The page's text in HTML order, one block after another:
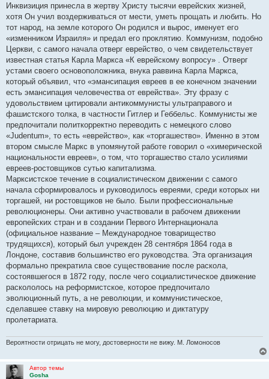
Инквизиция принесла в жертву Христу тысячи еврейских жизней,
хотя Он учил воздерживаться от мести, уметь прощать и любить. Но
тот народ, на земле которого Он родился и вырос, именует его
«изменником Израиля» и предал его проклятию. Коммунизм, подобно
Церкви, с самого начала отверг еврейство, о чем свидетельствует
известная статья Карла Маркса «К еврейскому вопросу» . Отверг
устами своего основоположника, внука раввина Карла Маркса,
который объявил, что «эмансипация евреев в ее конечном значении
есть эмансипация человечества от еврейства». Эту фразу с
удовольствием цитировали антикоммунисты ультраправого и
фашистского толка, в частности Гитлер и Геббельс. Коммунисты же
предпочитали политкорректно переводить с немецкого слово
«Judentum», то есть «еврейство», как «торгашество». Именно в этом
втором смысле Маркс в упомянутой работе говорил о «химерической
национальности евреев», о том, что торгашество стало усилиями
евреев-ростовщиков сутью капитализма.
Марксистское течение в социалистическом движении с самого
начала сформировалось и руководилось евреями, среди которых ни
торгашей, ни ростовщиков не было. Были профессиональные
революционеры. Они активно участвовали в рабочем движении
европейских стран и в создании Первого Интернационала
(официальное название – Международное товарищество
трудящихся), который был учрежден 28 сентября 1864 года в
Лондоне, составив большинство его руководства. Эта организация
формально прекратила свое существование после раскола,
состоявшегося в 1872 году, после чего социалистическое движение
раскололось на реформистское, которое предпочитало
эволюционный путь, а не революции, и коммунистическое,
сделавшее ставку на мировую революцию и диктатуру
пролетариата.
Вероятности отрицать не могу, достоверности не вижу. М. Ломоносов
Автор темы
Gosha